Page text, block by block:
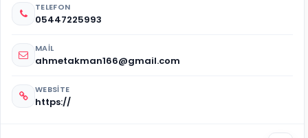
TELEFON
05447225993
MAIL
ahmetakman166@gmail.com
WEBSITE
https://